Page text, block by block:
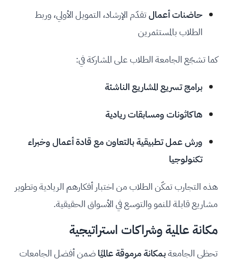
حاضنات أعمالتقدّم الإرشاد، التمويل الأولي، وربط
الطلاب بالمستثمرين
كما تشجّع الجامعة الطلاب على المشاركة في:
برامج تسريع المشاريع الناشئة
هاكاثونات ومسابقات ريادية
ورش عمل تطبيقية بالتعاون مع قادة أعمال وخبراء
تكنولوجيا
هذه التجارب تمكّن الطلاب من اختبار أفكارهم الريادية وتطوير
مشاريع قابلة للنمو والتوسع في الأسواق الحقيقية.
مكانة عالمية وشراكات استراتيجية
تحظى الجامعةبمكانة مرموقة عالميًاضمن أفضل الجامعات